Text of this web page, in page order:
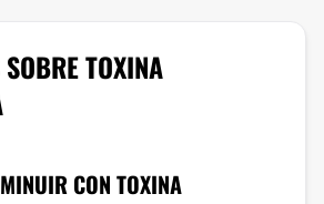
TOXINA
CON TOXINA